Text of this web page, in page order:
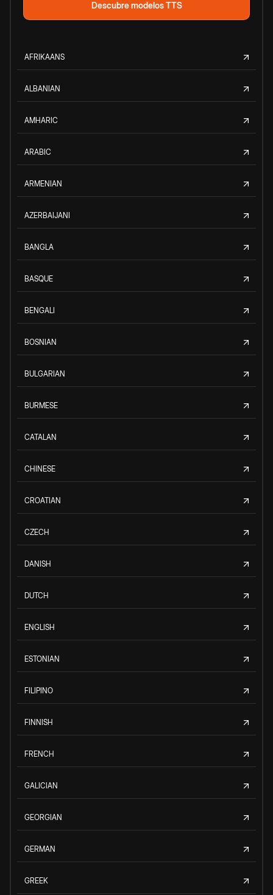
Descubre modelos TTS
AFRIKAANS
ALBANIAN
AMHARIC
ARABIC
ARMENIAN
AZERBAIJANI
BANGLA
BASQUE
BENGALI
BOSNIAN
BULGARIAN
BURMESE
CATALAN
CHINESE
CROATIAN
CZECH
DANISH
DUTCH
ENGLISH
ESTONIAN
FILIPINO
FINNISH
FRENCH
GALICIAN
GEORGIAN
GERMAN
GREEK